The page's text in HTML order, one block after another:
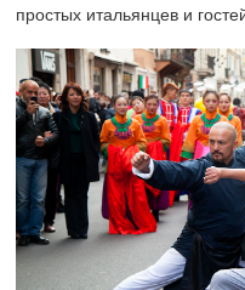
простых итальянцев и